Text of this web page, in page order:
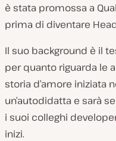
è stata promossa a
prima di diventare
Il suo background è il
per quanto riguarda le
storia d’amore iniziata
un’autodidatta e sarà
i suoi colleghi
inizi.